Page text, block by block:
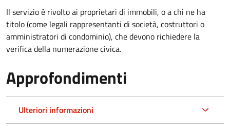
Il servizio è rivolto ai proprietari di immobili, o a chi ne ha
titolo (come legali rappresentanti di società, costruttori o
amministratori di condominio), che devono richiedere la
verifica della numerazione civica.
Approfondimenti
Ulteriori informazioni